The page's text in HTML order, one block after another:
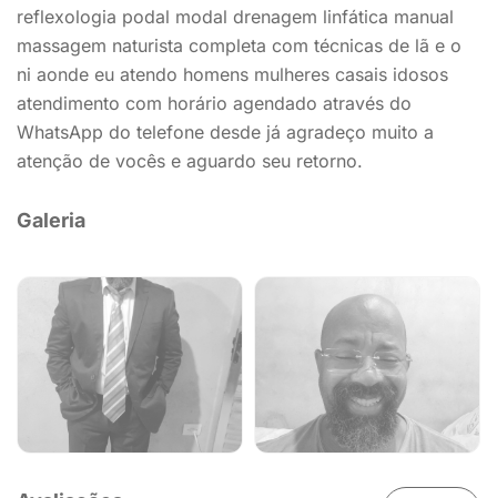
reflexologia podal modal drenagem linfática manual
massagem naturista completa com técnicas de lã e o
ni aonde eu atendo homens mulheres casais idosos
atendimento com horário agendado através do
WhatsApp do telefone desde já agradeço muito a
atenção de vocês e aguardo seu retorno.
Galeria